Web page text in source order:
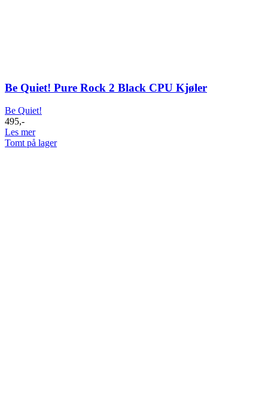
Be Quiet! Pure Rock 2 Black CPU Kjøler
Be Quiet!
495,-
Les mer
Tomt på lager